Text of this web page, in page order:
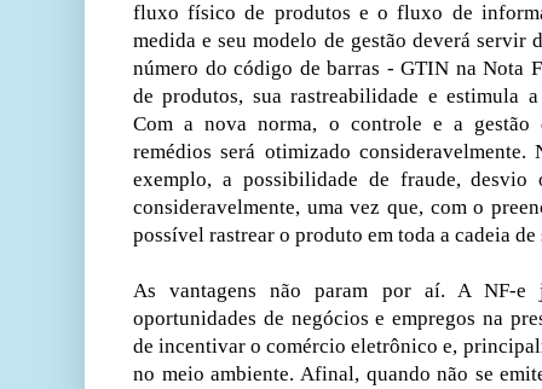
fluxo físico de produtos e o fluxo de
medida e seu modelo de gestão deverá servir
número do código de barras - GTIN na Nota
de produtos, sua rastreabilidade e estimula
Com a nova norma, o controle e a gestão
remédios será otimizado consideravelmente.
exemplo, a possibilidade de fraude, desvio
consideravelmente, uma vez que, com o
possível rastrear o produto em toda a cadeia
As vantagens não param por aí. A NF-e
oportunidades de negócios e empregos na
de incentivar o comércio eletrônico e,
no meio ambiente. Afinal, quando não se